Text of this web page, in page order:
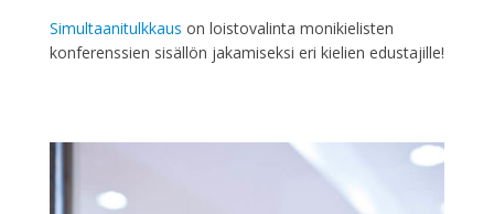
Simultaanitulkkaus on loistovalinta monikielisten
konferenssien sisällön jakamiseksi eri kielien edustajille!